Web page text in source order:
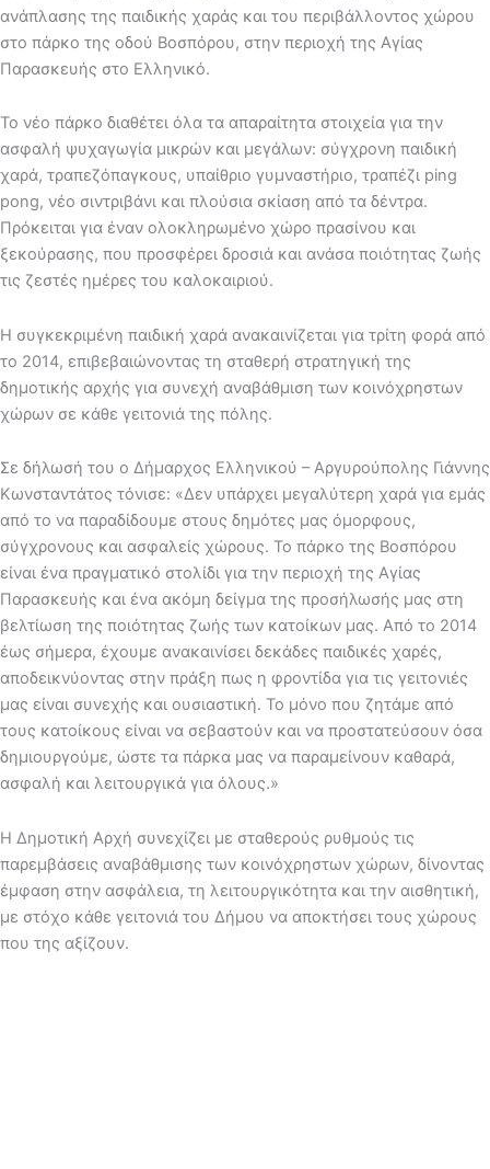
ανάπλασης της παιδικής χαράς και του περιβάλλοντος χώρου
στο πάρκο της οδού Βοσπόρου, στην περιοχή της Αγίας
Παρασκευής στο Ελληνικό.
Το νέο πάρκο διαθέτει όλα τα απαραίτητα στοιχεία για την
ασφαλή ψυχαγωγία μικρών και μεγάλων: σύγχρονη παιδική
χαρά, τραπεζόπαγκους, υπαίθριο γυμναστήριο, τραπέζι ping
pong, νέο σιντριβάνι και πλούσια σκίαση από τα δέντρα.
Πρόκειται για έναν ολοκληρωμένο χώρο πρασίνου και
ξεκούρασης, που προσφέρει δροσιά και ανάσα ποιότητας ζωής
τις ζεστές ημέρες του καλοκαιριού.
Η συγκεκριμένη παιδική χαρά ανακαινίζεται για τρίτη φορά από
το 2014, επιβεβαιώνοντας τη σταθερή στρατηγική της
δημοτικής αρχής για συνεχή αναβάθμιση των κοινόχρηστων
χώρων σε κάθε γειτονιά της πόλης.
Σε δήλωσή του ο Δήμαρχος Ελληνικού – Αργυρούπολης Γιάννης
Κωνσταντάτος τόνισε: «Δεν υπάρχει μεγαλύτερη χαρά για εμάς
από το να παραδίδουμε στους δημότες μας όμορφους,
σύγχρονους και ασφαλείς χώρους. Το πάρκο της Βοσπόρου
είναι ένα πραγματικό στολίδι για την περιοχή της Αγίας
Παρασκευής και ένα ακόμη δείγμα της προσήλωσής μας στη
βελτίωση της ποιότητας ζωής των κατοίκων μας. Από το 2014
έως σήμερα, έχουμε ανακαινίσει δεκάδες παιδικές χαρές,
αποδεικνύοντας στην πράξη πως η φροντίδα για τις γειτονιές
μας είναι συνεχής και ουσιαστική. Το μόνο που ζητάμε από
τους κατοίκους είναι να σεβαστούν και να προστατεύσουν όσα
δημιουργούμε, ώστε τα πάρκα μας να παραμείνουν καθαρά,
ασφαλή και λειτουργικά για όλους.»
Η Δημοτική Αρχή συνεχίζει με σταθερούς ρυθμούς τις
παρεμβάσεις αναβάθμισης των κοινόχρηστων χώρων, δίνοντας
έμφαση στην ασφάλεια, τη λειτουργικότητα και την αισθητική,
με στόχο κάθε γειτονιά του Δήμου να αποκτήσει τους χώρους
που της αξίζουν.